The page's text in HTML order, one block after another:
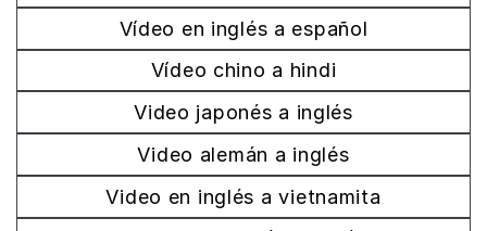
Vídeo en inglés a español
Vídeo chino a hindi
Video japonés a inglés
Video alemán a inglés
Video en inglés a vietnamita